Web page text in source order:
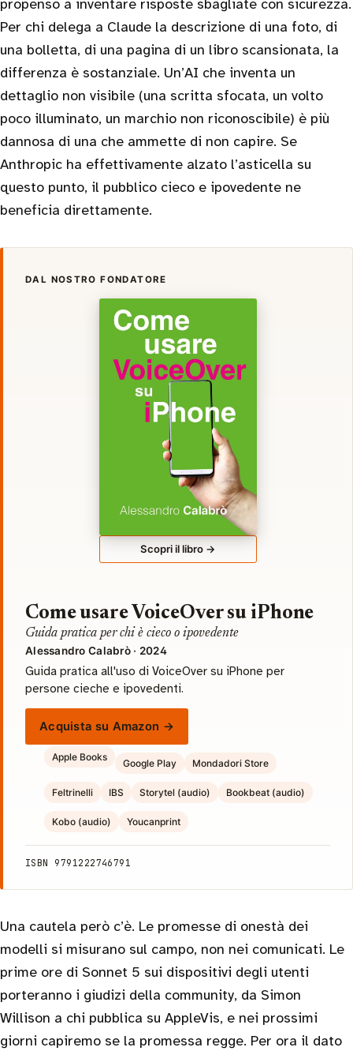
propenso a inventare risposte sbagliate con sicurezza.
Per chi delega a Claude la descrizione di una foto, di
una bolletta, di una pagina di un libro scansionata, la
differenza è sostanziale. Un’AI che inventa un
dettaglio non visibile (una scritta sfocata, un volto
poco illuminato, un marchio non riconoscibile) è più
dannosa di una che ammette di non capire. Se
Anthropic ha effettivamente alzato l’asticella su
questo punto, il pubblico cieco e ipovedente ne
beneficia direttamente.
DAL NOSTRO FONDATORE
Scopri il libro →
Come usare VoiceOver su iPhone
Guida pratica per chi è cieco o ipovedente
Alessandro Calabrò · 2024
Guida pratica all'uso di VoiceOver su iPhone per
persone cieche e ipovedenti.
Acquista su Amazon →
Apple Books
Google Play Mondadori Store
Feltrinelli IBS Storytel (audio) Bookbeat (audio)
Kobo (audio) Youcanprint
ISBN 9791222746791
Una cautela però c’è. Le promesse di onestà dei
modelli si misurano sul campo, non nei comunicati. Le
prime ore di Sonnet 5 sui dispositivi degli utenti
porteranno i giudizi della community, da Simon
Willison a chi pubblica su AppleVis, e nei prossimi
giorni capiremo se la promessa regge. Per ora il dato